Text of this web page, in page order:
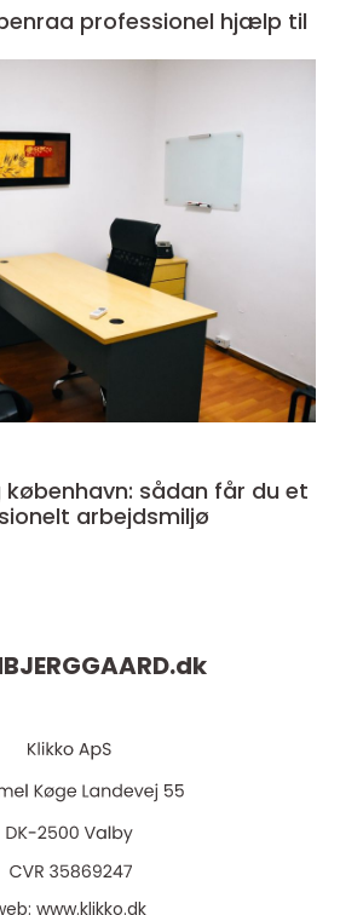
hjælp til
sådan får du et
arbejdsmiljø
dk
www.klikko.dk